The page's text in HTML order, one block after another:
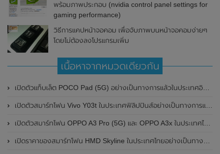
พร้อมภาพประกอบ (nvidia control panel settings for
gaming performance)
วิธีการแคปหน้าจอคอม เพื่อจับภาพบนหน้าจอคอมง่ายๆ
โดยไม่ต้องลงโปรแกรมเพิ่ม
เนื้อหาจากหมวดเดียวกัน
เปิดตัวแท็บเล็ต POCO Pad (5G) อย่างเป็นทางการแล้วในประเทศอินเดีย มาพร้อมชิปเซ็ต Snapdragon 7s Gen 2 ของ Qualcomm และรองรับเครือข่าย 5G
เปิดตัวสมาร์ทโฟน Vivo Y03t ในประเทศฟิลิปปินส์อย่างเป็นทางการแล้ว มาพร้อมชิปเซ็ต Unisoc T612 , กล้องหลัง ความละเอียด 13MP , แบตเตอรี่ 5,000mAh และหน้าจอแสดงผล LCD / 90Hz
เปิดตัวสมาร์ทโฟน OPPO A3 Pro (5G) และ OPPO A3x ในประเทศไทยอย่างเป็นทางการแล้ว ในราคาเริ่มต้นเพียง 3,999 บาท
เปิดราคาของสมาร์ทโฟน HMD Skyline ในประเทศไทยอย่างเป็นทางการแล้ว ราคา 14,990 บาท